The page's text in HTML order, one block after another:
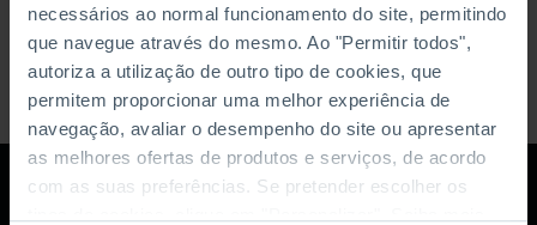
necessários ao normal funcionamento do site, permitindo
que navegue através do mesmo. Ao "Permitir todos",
autoriza a utilização de outro tipo de cookies, que
permitem proporcionar uma melhor experiência de
navegação, avaliar o desempenho do site ou apresentar
as melhores ofertas de produtos e serviços, de acordo
com as suas preferências. Se pretender escolher os